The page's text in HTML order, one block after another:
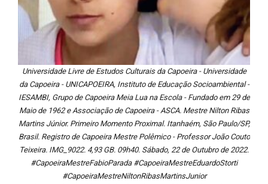
Universidade Livre de Estudos Culturais da Capoeira - Universidade
da Capoeira - UNICAPOEIRA, Instituto de Educação Socioambiental -
IESAMBI, Grupo de Capoeira Meia Lua na Escola - Fundado em 29 de
Maio de 1962 e Associação de Capoeira - ASCA. Mestre Nilton Ribas
Martins Júnior. Primeiro Momento Proximal. Itanhaém, São Paulo/SP,
Brasil. Registro de Capoeira Mestre Polêmico - Professor João Couto
Teixeira. IMG_9022. 4,93 GB. 09h40. Sábado, 22 de Outubro de 2022.
#CapoeiraMestreFabioParada #CapoeiraMestreEduardoStorti
#CapoeiraMestreNiltonRibasMartinsJunior